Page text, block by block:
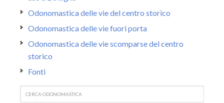
Odonomastica delle vie del centro storico
Odonomastica delle vie fuori porta
Odonomastica delle vie scomparse del centro
storico
Fonti